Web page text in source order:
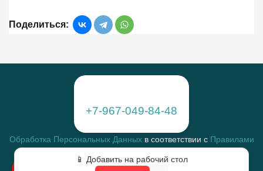
Поделиться:
+7-967-049-84-48
Обработка Персональных Данныхв соответствии с Правилами
Получение Информационных и Рекламных сообщений
📱 Добавить на рабочий стол